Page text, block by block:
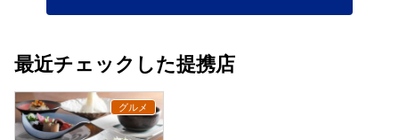
最近チェックした提携店